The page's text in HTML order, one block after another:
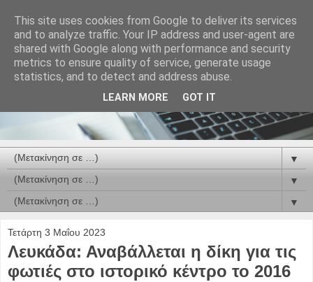
▼
▼
▼
Τετάρτη 3 Μαΐου 2023
Λευκάδα: Αναβάλλεται η δίκη για τις
φωτιές στο ιστορικό κέντρο το 2016
This site uses cookies from Google to deliver its services
and to analyze traffic. Your IP address and user-agent are
shared with Google along with performance and security
metrics to ensure quality of service, generate usage
statistics, and to detect and address abuse.
LEARN MORE GOT IT